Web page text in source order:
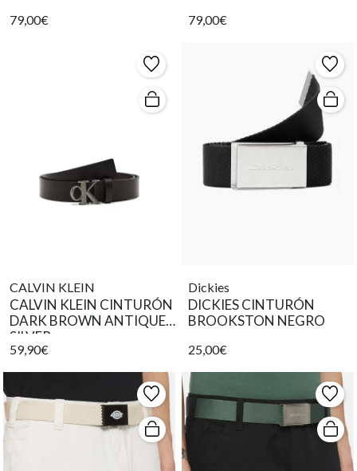
79,00€ 79,00€
CALVIN KLEIN
CALVIN KLEIN CINTURÓN
DARK BROWN ANTIQUE
SILVER
59,90€
Dickies
DICKIES CINTURÓN
BROOKSTON NEGRO
25,00€